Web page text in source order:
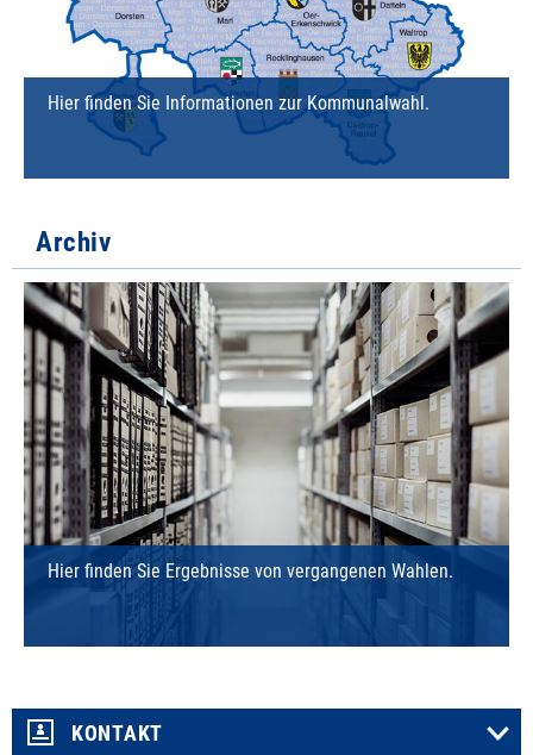
Hier finden Sie Informationen zur Kommunalwahl.
Archiv
Hier finden Sie Ergebnisse von vergangenen Wahlen.
KONTAKT